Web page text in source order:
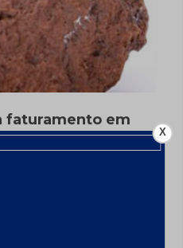
faturamento em
de ferro;
chegarão a
X